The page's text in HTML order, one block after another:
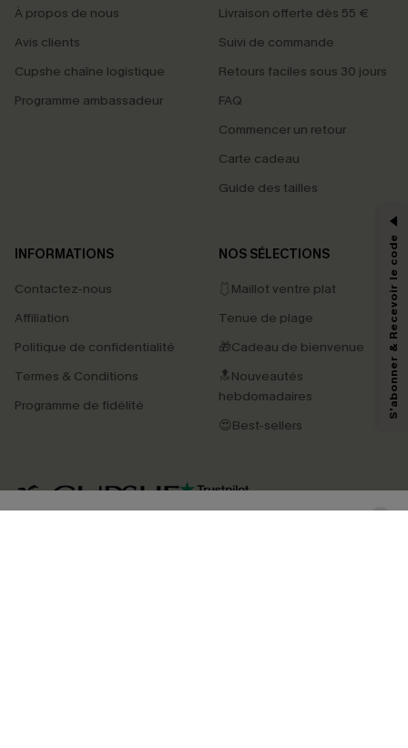
À propos de nous
Avis clients
Cupshe chaîne logistique
Programme ambassadeur
Livraison offerte dès 55 €
Suivi de commande
Retours faciles sous 30 jours
FAQ
Commencer un retour
Carte cadeau
Guide des tailles
INFORMATIONS
Contactez-nous
Affiliation
Politique de confidentialité
Termes & Conditions
Programme de fidélité
NOS SÉLECTIONS
🩱Maillot ventre plat
Tenue de plage
🎁Cadeau de bienvenue
🔝Nouveautés
hebdomadaires
😍Best-sellers
4.4
PROFITEZ DE -15%
marketing (y compris du contenu généré par l'IA) de Cupshe et
pouvons utiliser les données collectées sur notre site ainsi que des
savoir si ceux-ci ont été ouverts, de mesurer votre engagement, de
personnaliser nos contenus et nos offres, et de vous recommander des
produits susceptibles de vous intéresser, conformément à notre
Politique de
. Vous pouvez vous désabonner à tout moment.
S'abonner & Recevoir le code